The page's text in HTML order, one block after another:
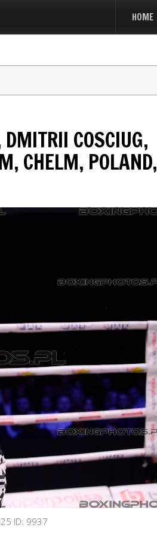
HOME
COSCIUG,
CHELM, POLAND,
ID: 9937